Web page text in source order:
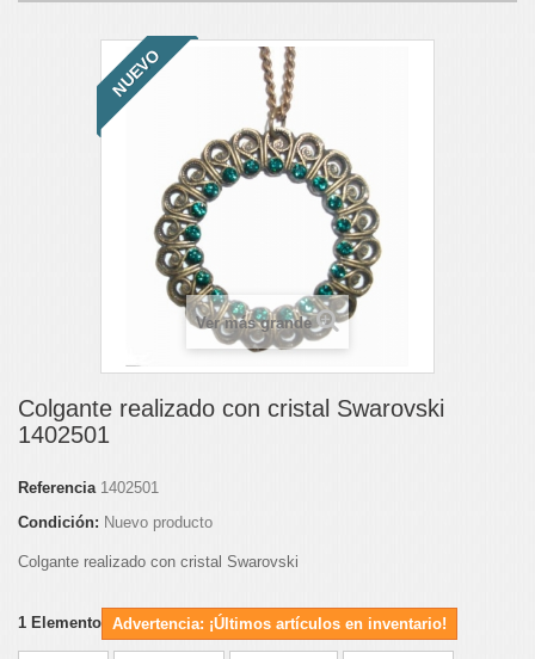
NUEVO
Ver más grande
Colgante realizado con cristal Swarovski
1402501
Referencia 1402501
Condición: Nuevo producto
Colgante realizado con cristal Swarovski
1 Elemento Advertencia: ¡Últimos artículos en inventario!